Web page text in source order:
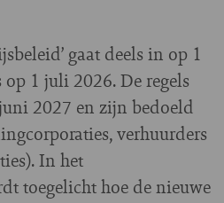
gaat deels in op 1
1 juli 2026. De regels
2027 en zijn bedoeld
verhuurders
In het
toegelicht hoe de nieuwe